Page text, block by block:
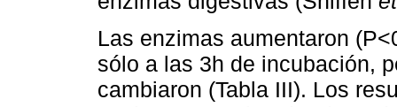
Las enzimas aumentaron
sólo a las 3h de incubación,
cambiaron (Tabla III). Los